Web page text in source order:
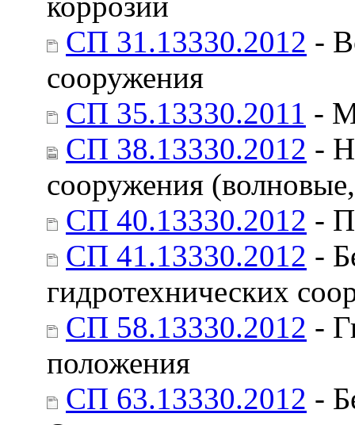
СП 31.13330.2012 -
сооружения
СП 35.13330.2011 -
СП 38.13330.2012 -
сооружения
СП 40.13330.2012 -
СП 41.13330.2012 -
гидротехнических
СП 58.13330.2012 -
положения
СП 63.13330.2012 -